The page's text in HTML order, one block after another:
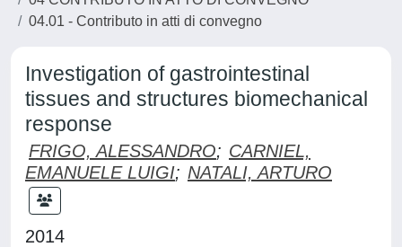
04.01 - Contributo in atti di convegno
Investigation of gastrointestinal
tissues and structures biomechanical
response
FRIGO, ALESSANDRO; CARNIEL,
EMANUELE LUIGI; NATALI, ARTURO
2014